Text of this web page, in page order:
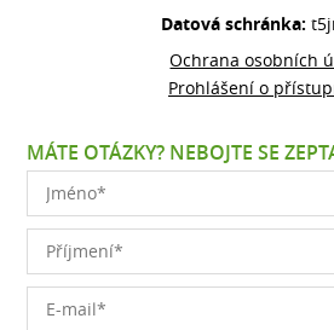
Datová schránka:
Ochrana osobních
Prohlášení o
MÁTE OTÁZKY? NEBOJTE SE